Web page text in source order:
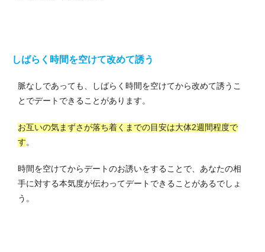
しばらく時間を空けて改めて誘う
脈なしであっても、しばらく時間を空けてから改めて誘うこ
とでデートできることがあります。
お互いの気まずさが落ち着くまでの目安は大体2週間程度で
す。
時間を空けてからデートのお誘いをすることで、あなたの相
手に対する本気度が伝わってデートできることがあるでしょ
う。